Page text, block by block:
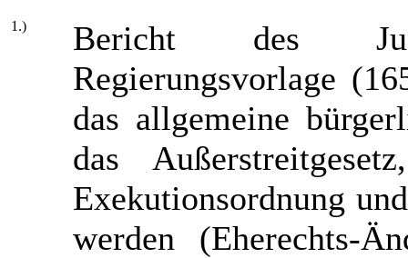
1.)
Bericht des
Regierungsvorlage
das allgemeine
das
Exekutionsordnung
werden (Eherechts-